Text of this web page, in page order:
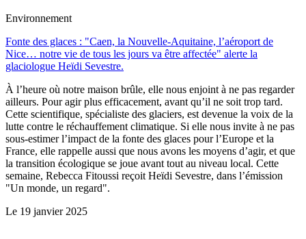
Environnement
Fonte des glaces : "Caen, la Nouvelle-Aquitaine, l’aéroport de
Nice… notre vie de tous les jours va être affectée" alerte la
glaciologue Heïdi Sevestre.
À l’heure où notre maison brûle, elle nous enjoint à ne pas regarder
ailleurs. Pour agir plus efficacement, avant qu’il ne soit trop tard.
Cette scientifique, spécialiste des glaciers, est devenue la voix de la
lutte contre le réchauffement climatique. Si elle nous invite à ne pas
sous-estimer l’impact de la fonte des glaces pour l’Europe et la
France, elle rappelle aussi que nous avons les moyens d’agir, et que
la transition écologique se joue avant tout au niveau local. Cette
semaine, Rebecca Fitoussi reçoit Heïdi Sevestre, dans l’émission
"Un monde, un regard".
Le 19 janvier 2025